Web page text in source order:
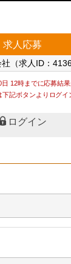
求人応募
（求人ID：
12時までに応募結
下記ボタンよりログイ
ログイン